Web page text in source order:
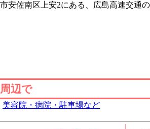
安佐南区上安2にある、広島高速交通の
辺で
美容院・病院・駐車場など